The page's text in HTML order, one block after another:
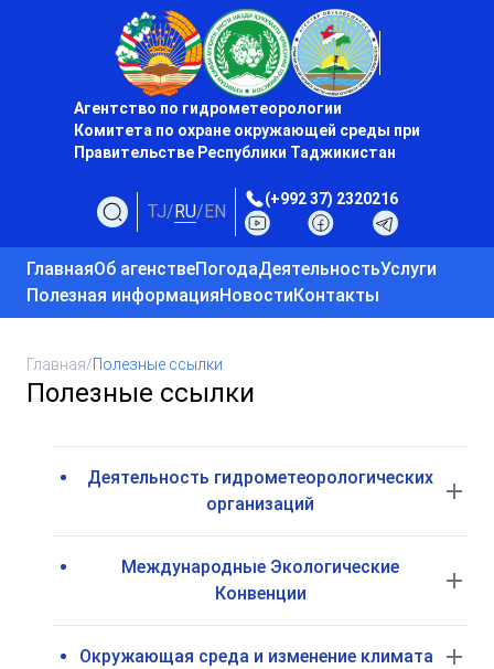
Агентство по гидрометеорологии
Комитета по охране окружающей среды при
Правительстве Республики Таджикистан
TJ/RU/EN
(+992 37) 2320216
ГлавнаяОб агенствеПогодаДеятельностьУслуги
Полезная информацияНовостиКонтакты
Главная/Полезные ссылки
Полезные ссылки
Деятельность гидрометеорологических
организаций
Международные Экологические
Конвенции
Окружающая среда и изменение климата